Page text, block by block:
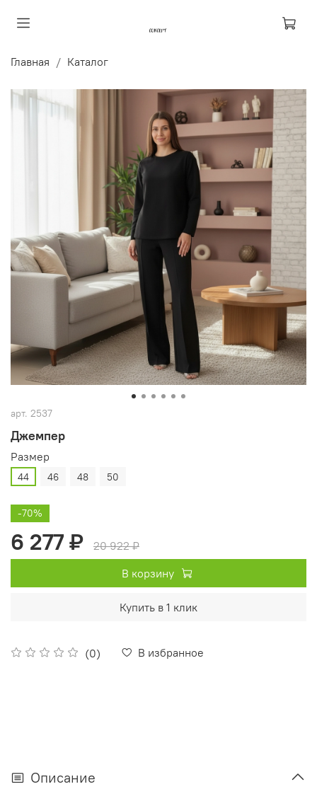
Главная Каталог
арт. 2537
Джемпер
(0) В избранное
Размер
44 46 48 50
-70%
6 277 ₽
20 922 ₽
В корзину
Купить в 1 клик
Описание